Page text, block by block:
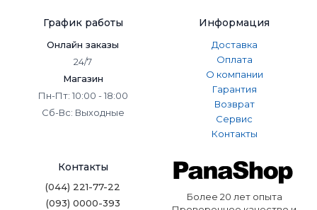
✅ Экологичный фреон R32
Большинство моделей работают на фреоне R32,
потепления и высокой энергоэффективностью. Это
делает кондиционеры Panasonic более безопасными для
окружающей среды и экономичными в использовании.
✅ Инновационные технологии
В кондиционерах используется инверторная
экономичную работу. А системы очистки воздуха, такие
как Nanoe™ X, нейтрализуют аллергены, бактерии и
неприятные запахи.
График работы
Онлайн заказы
24/7
Магазин
Пн-Пт: 10:00 - 18:00
Сб-Вс: Выходные
Информация
Доставка
Оплата
О компании
Гарантия
Возврат
Сервис
Контакты
Контакты
(044) 221-77-22
(093) 0000-393
Более 20 лет опыта